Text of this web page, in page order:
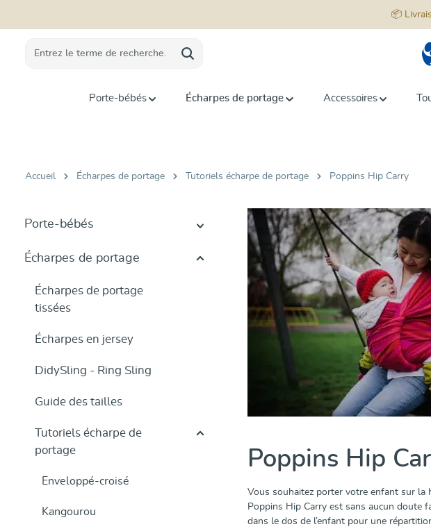
📦
Porte-bébés Écharpes de portage Accessoires
Accueil Écharpes de portage Tutoriels écharpe de portage Poppins Hip Carry
Porte-bébés
Écharpes de portage
Écharpes de portage
tissées
Écharpes en jersey
DidySling - Ring Sling
Guide des tailles
Tutoriels écharpe de
portage
Enveloppé-croisé
Kangourou
Poppins Hip
Vous souhaitez porter votre enfant sur la
Poppins Hip Carry est sans aucun doute
dans le dos de l’enfant pour une